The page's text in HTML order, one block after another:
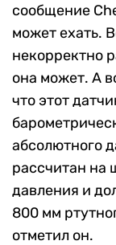
сообщение
может ехать.
некорректно
она может. А
что этот
абсолютного
рассчитан на
давления и
800 мм
отметил он.